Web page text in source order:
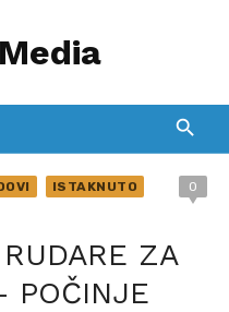
ISTAKNUTO
0
ZA
POČINJE